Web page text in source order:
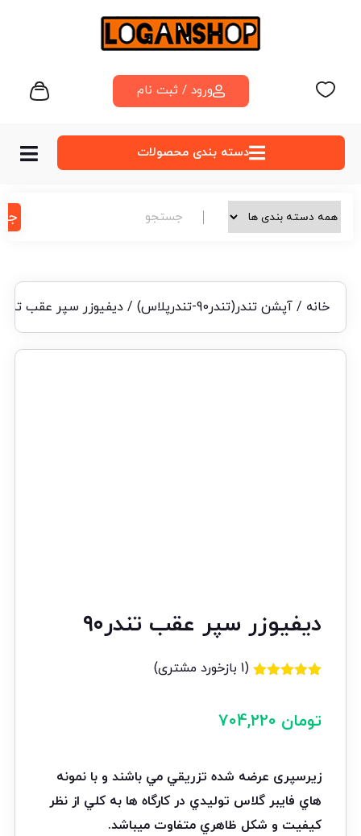
ورود / ثبت نام
دسته‌ بندی محصولات
خانه / آپشن تندر(تندر90-تندرپلاس) / دیفیوزر سپر عقب تندر۹۰
دیفیوزر سپر عقب تندر۹۰
در
امتیازدهی
(
1 بازخورد مشتری)
تومان
زیرسپری عرضه شده تزريقي مي باشند و با نمونه
هاي فايبر گلاس توليدي در كارگاه ها به كلي از نظر
كيفيت و شكل ظاهري متفاوت ميباشد.